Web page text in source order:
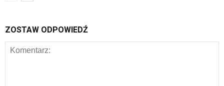
ZOSTAW ODPOWIEDŹ